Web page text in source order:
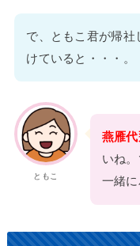
で、ともこ君が帰社
けていると・・・。
ともこ
燕雁
いね
一緒に